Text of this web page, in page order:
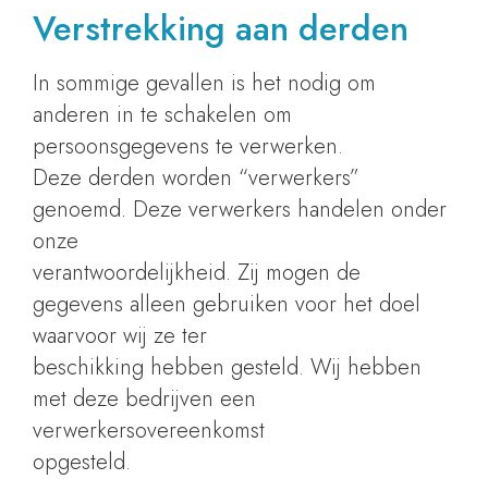
Verstrekking aan derden
In sommige gevallen is het nodig om
anderen in te schakelen om
persoonsgegevens te verwerken.
Deze derden worden “verwerkers”
genoemd. Deze verwerkers handelen onder
onze
verantwoordelijkheid. Zij mogen de
gegevens alleen gebruiken voor het doel
waarvoor wij ze ter
beschikking hebben gesteld. Wij hebben
met deze bedrijven een
verwerkersovereenkomst
opgesteld.